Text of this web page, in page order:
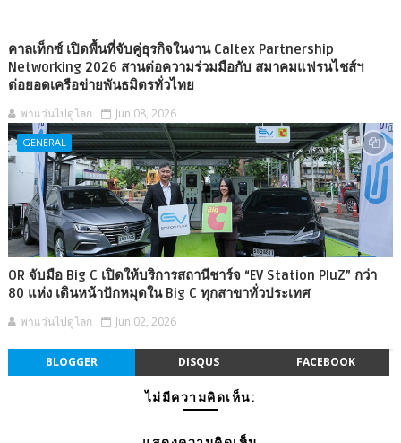
คาลเท็กซ์ เปิดพื้นที่จับคู่ธุรกิจในงาน Caltex Partnership
Networking 2026 สานต่อความร่วมมือกับ สมาคมแฟรนไชส์ฯ
ต่อยอดเครือข่ายพันธมิตรทั่วไทย
พาแว่นไปดูโลก Jun 08, 2026
GENERAL
OR จับมือ Big C เปิดให้บริการสถานีชาร์จ “EV Station PluZ” กว่า
80 แห่ง เดินหน้าปักหมุดใน Big C ทุกสาขาทั่วประเทศ
พาแว่นไปดูโลก Jun 02, 2026
BLOGGER DISQUS FACEBOOK
ไม่มีความคิดเห็น: